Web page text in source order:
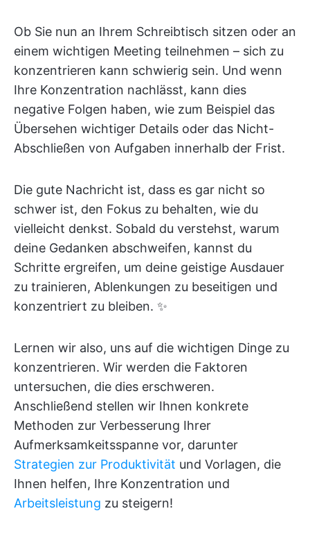
Ob Sie nun an Ihrem Schreibtisch sitzen oder an
einem wichtigen Meeting teilnehmen – sich zu
konzentrieren kann schwierig sein. Und wenn
Ihre Konzentration nachlässt, kann dies
negative Folgen haben, wie zum Beispiel das
Übersehen wichtiger Details oder das Nicht-
Abschließen von Aufgaben innerhalb der Frist.
Die gute Nachricht ist, dass es gar nicht so
schwer ist, den Fokus zu behalten, wie du
vielleicht denkst. Sobald du verstehst, warum
deine Gedanken abschweifen, kannst du
Schritte ergreifen, um deine geistige Ausdauer
zu trainieren, Ablenkungen zu beseitigen und
konzentriert zu bleiben. ✨
Lernen wir also, uns auf die wichtigen Dinge zu
konzentrieren. Wir werden die Faktoren
untersuchen, die dies erschweren.
Anschließend stellen wir Ihnen konkrete
Methoden zur Verbesserung Ihrer
Aufmerksamkeitsspanne vor, darunter
Strategien zur Produktivität und Vorlagen, die
Ihnen helfen, Ihre Konzentration und
Arbeitsleistung zu steigern!